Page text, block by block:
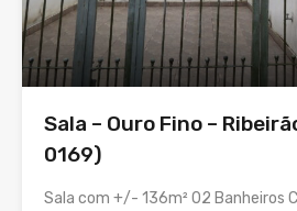
Sala – Ouro Fino –
0169)
Sala com +/- 136m² 02 Banheiros